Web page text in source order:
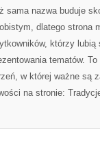
sama nazwa buduje
dlatego strona
którzy lubią
tematów.
w której ważne są
na stronie: